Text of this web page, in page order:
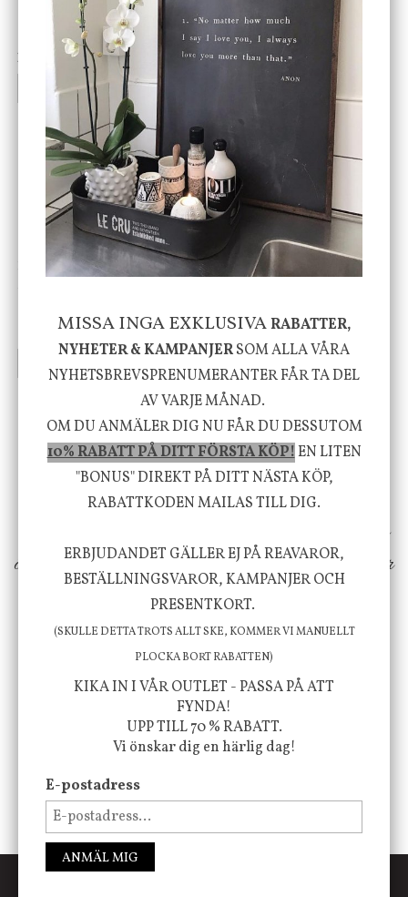
Cloudy kruka mini, vit
199 kr
INFO KÖP
Bordslampa Mushroom
vit, Utomhus
499 kr
House Doctor
635 kr795 kr
-20%
INFO KÖP
Nicolas Vahé
415 kr
INFO KÖP
Vi vill förmedla känsla, upplevelse och
välbefinnande för dig och ditt hem! Med
inspiration från naturen och dess färgpalett
ökar trivsel i ditt hem och ger det lilla extra för
att öka ditt välmående!
FÖLJ OSS PÅ INSTAGRAM @JBHOME
MISSA INGA EXKLUSIVARABATTER,
NYHETER & KAMPANJERSOM ALLA VÅRA
NYHETSBREVSPRENUMERANTER FÅR TA DEL
AV VARJE MÅNAD.
OM DU ANMÄLER DIG NU FÅR DU DESSUTOM
10% RABATT PÅ DITT FÖRSTA KÖP!EN LITEN
"BONUS" DIREKT PÅ DITT NÄSTA KÖP,
RABATTKODEN MAILAS TILL DIG.
ERBJUDANDET GÄLLER EJ PÅ REAVAROR,
BESTÄLLNINGSVAROR, KAMPANJER OCH
PRESENTKORT.
(SKULLE DETTA TROTS ALLT SKE, KOMMER VI MANUELLT
PLOCKA BORT RABATTEN)
KIKA IN I VÅR OUTLET - PASSA PÅ ATT
FYNDA!
UPP TILL 70 % RABATT.
Vi önskar dig en härlig dag!
E-postadress
ANMÄL MIG